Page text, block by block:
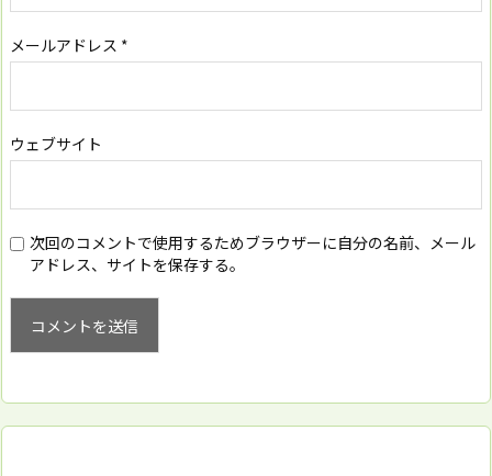
メールアドレス *
ウェブサイト
次回のコメントで使用するためブラウザーに自分の名前、メール
アドレス、サイトを保存する。